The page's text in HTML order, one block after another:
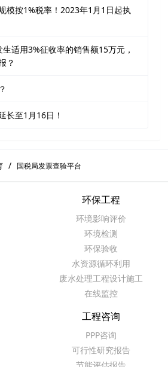
模按1%税率！2023年1月1日起执
适用3%征收率的销售额15万元，
？
长至1月16日！
国税局发票查验平台
环保工程
环境影响评价
环境检测
环保验收
水资源循环利用
废水处理工程设计施工
在线监控
工程咨询
PPP咨询
可行性研究报告